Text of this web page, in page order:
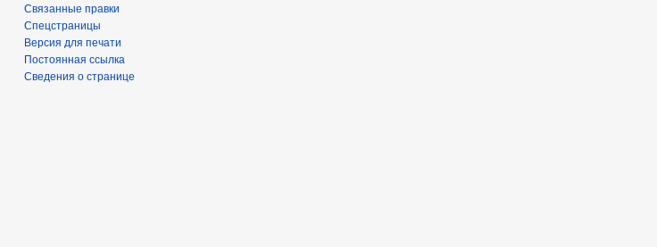
Связанные правки
Спецстраницы
Версия для печати
Постоянная ссылка
Сведения о странице